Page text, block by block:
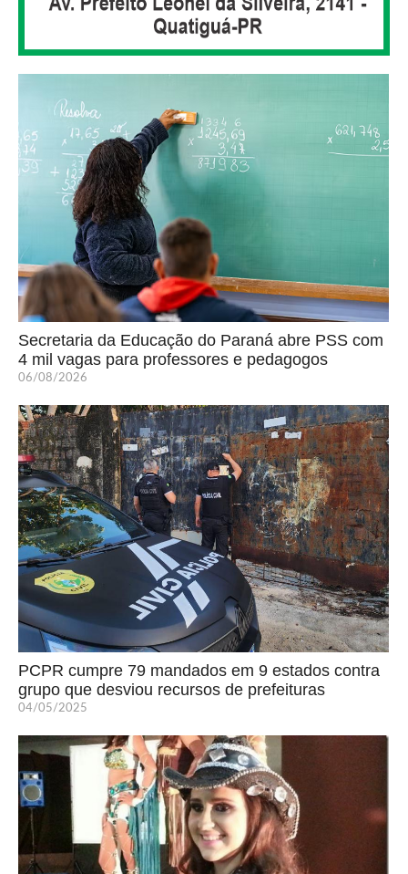
Secretaria da Educação do Paraná abre PSS com
4 mil vagas para professores e pedagogos
06/08/2026
PCPR cumpre 79 mandados em 9 estados contra
grupo que desviou recursos de prefeituras
04/05/2025